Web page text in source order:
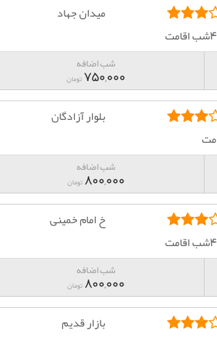
میدان جهاد
شب اضافه
750,000 تومان
بلوار آزادگان
شب اضافه
800,000 تومان
خ امام خمینی
شب اضافه
800,000 تومان
بازار قدیم